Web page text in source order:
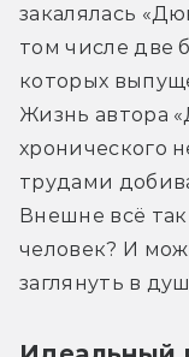
закалялась
том числе две
которых
Жизнь автора
хронического
трудами
Внешне всё
человек? И